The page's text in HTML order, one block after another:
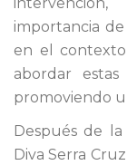
importancia
en el
abordar estas
promoviendo
Después de
Diva Serra